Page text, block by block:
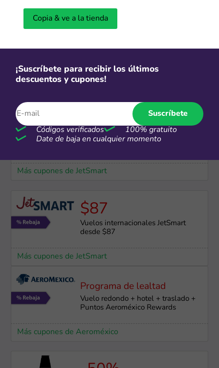
Más cupones de SHEIN
eSIM gratis
Obtén tu primera eSIM gratis al
descargar la app de Airalo
Millas
Inscríbete al programa AAdvantage
Más cupones de JetSmart
$87
Vuelos internacionales JetSmart
desde $87
Más cupones de JetSmart
Programa de lealtad
Vuelo redondo + hotel + traslado +
Puntos Aeroméxico Rewards
Más cupones de Aeroméxico
Copia & ve a la tienda
¡Suscríbete para recibir los últimos
descuentos y cupones!
Suscríbete
Códigos verificados
100% gratuito
Date de baja en cualquier momento